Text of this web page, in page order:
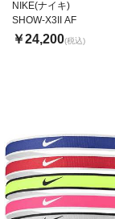
NIKE(ナイキ)
SHOW-X3II AF
￥24,200(税込)